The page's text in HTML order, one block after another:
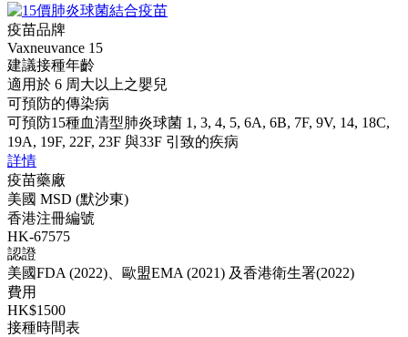
疫苗品牌
Vaxneuvance 15
建議接種年齡
適用於 6 周大以上之嬰兒
可預防的傳染病
可預防15種血清型肺炎球菌 1, 3, 4, 5, 6A, 6B, 7F, 9V, 14, 18C,
19A, 19F, 22F, 23F 與33F 引致的疾病
詳情
疫苗藥廠
美國 MSD (默沙東)
香港注冊編號
HK-67575
認證
美國FDA (2022)、歐盟EMA (2021) 及香港衛生署(2022)
費用
HK$1500
接種時間表